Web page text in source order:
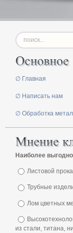
∅ Главная
∅ Написать нам
∅ Обработка
Наиболее
Листовой
Трубные
Лом цветных
из стали, титана,